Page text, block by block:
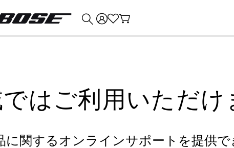
はご利用いただけ
関するオンラインサポートを提供で